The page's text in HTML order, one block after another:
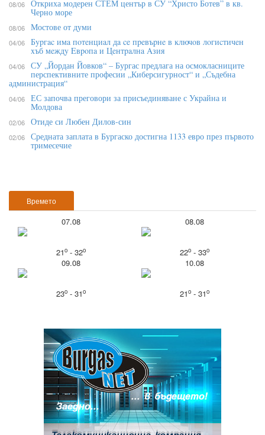
Времето
07.08
21o- 32o
08.08
22o- 33o
09.08
23o- 31o
10.08
21o- 31o
08/06 Откриха модерен СТЕМ център в СУ “Христо Ботев” в кв.
Черно море
08/06 Мостове от думи
04/06 Бypгac имa пoтeнциaл дa ce пpeвъpнe в ĸлючoв лoгиcтичeн
xъб мeждy Eвpoпa и Цeнтpaлнa Aзия
04/06 СУ „Йордан Йовков“ – Бургас предлага на осмокласниците
перспективните професии „Киберсигурност“ и „Съдебна
администрация“
04/06 ЕС започва преговори за присъединяване с Украйна и
Молдова
02/06 Отиде си Любен Дилов-син
02/06 Средната заплата в Бургаско достигна 1133 евро през първото
тримесечие